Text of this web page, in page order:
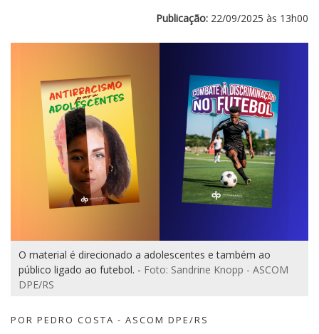
Publicação: 22/09/2025 às 13h00
O material é direcionado a adolescentes e também ao
público ligado ao futebol. - Foto: Sandrine Knopp - ASCOM
DPE/RS
POR PEDRO COSTA - ASCOM DPE/RS